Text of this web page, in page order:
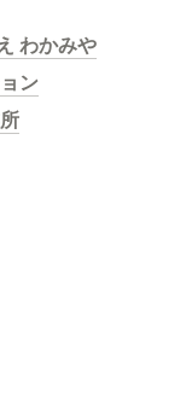
わかみや
ン